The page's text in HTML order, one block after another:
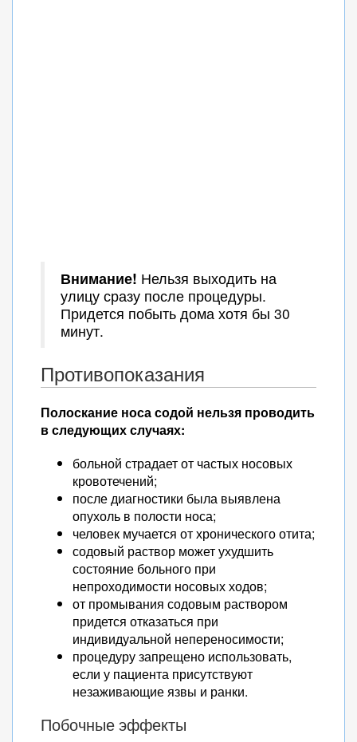
Внимание! Нельзя выходить на
улицу сразу после процедуры.
Придется побыть дома хотя бы 30
минут.
Противопоказания
Полоскание носа содой нельзя проводить
в следующих случаях:
больной страдает от частых носовых
кровотечений;
после диагностики была выявлена
опухоль в полости носа;
человек мучается от хронического отита;
содовый раствор может ухудшить
состояние больного при
непроходимости носовых ходов;
от промывания содовым раствором
придется отказаться при
индивидуальной непереносимости;
процедуру запрещено использовать,
если у пациента присутствуют
незаживающие язвы и ранки.
Побочные эффекты